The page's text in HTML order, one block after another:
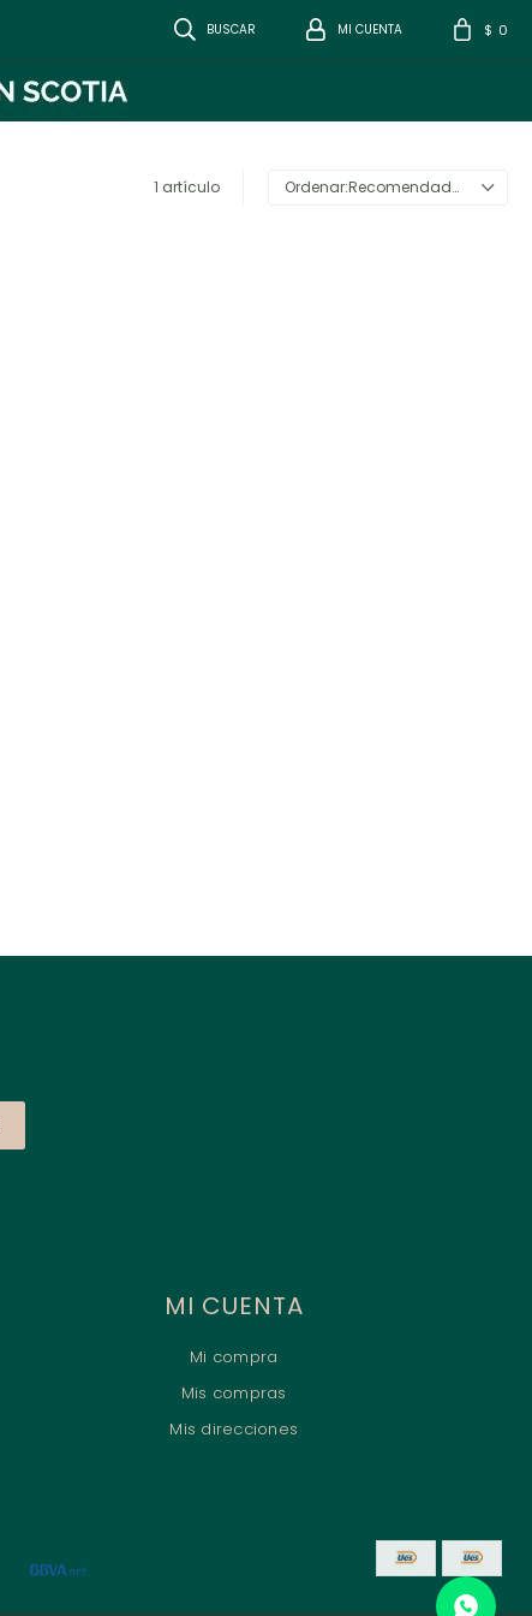
$ 0
1 artículo Recomendados
MI CUENTA
Mi compra
Mis compras
Mis direcciones